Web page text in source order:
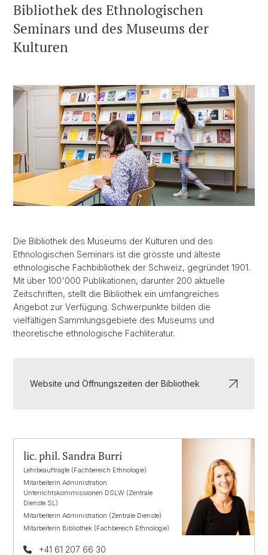
Bibliothek des Ethnologischen
Seminars und des Museums der
Kulturen
Die Bibliothek des Museums der Kulturen und des
Ethnologischen Seminars ist die grösste und älteste
ethnologische Fachbibliothek der Schweiz, gegründet 1901.
Mit über 100'000 Publikationen, darunter 200 aktuelle
Zeitschriften, stellt die Bibliothek ein umfangreiches
Angebot zur Verfügung. Schwerpunkte bilden die
vielfältigen Sammlungsgebiete des Museums und
theoretische ethnologische Fachliteratur.
Website und Öffnungszeiten der Bibliothek
lic. phil. Sandra Burri
Lehrbeauftragte (Fachbereich Ethnologie)
Mitarbeiterin Administration
Unterrichtskommissionen DSLW (Zentrale
Dienste SL)
Mitarbeiterin Administration (Zentrale Dienste)
Mitarbeiterin Bibliothek (Fachbereich Ethnologie)
+41 61 207 66 30